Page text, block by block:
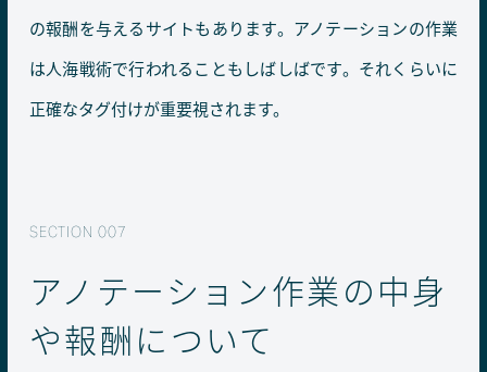
の報酬を与えるサイトもあります。アノテーションの作業
は人海戦術で行われることもしばしばです。それくらいに
正確なタグ付けが重要視されます。
アノテーション作業の中身
や報酬について